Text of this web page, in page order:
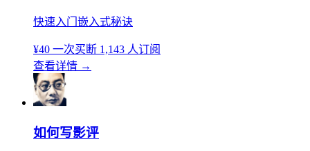
快速入门嵌入式秘诀
¥40 一次买断 1,143 人订阅
查看详情 →
如何写影评